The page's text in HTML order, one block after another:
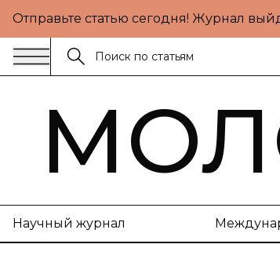
Отправьте статью сегодня! Журнал
Научный журнал